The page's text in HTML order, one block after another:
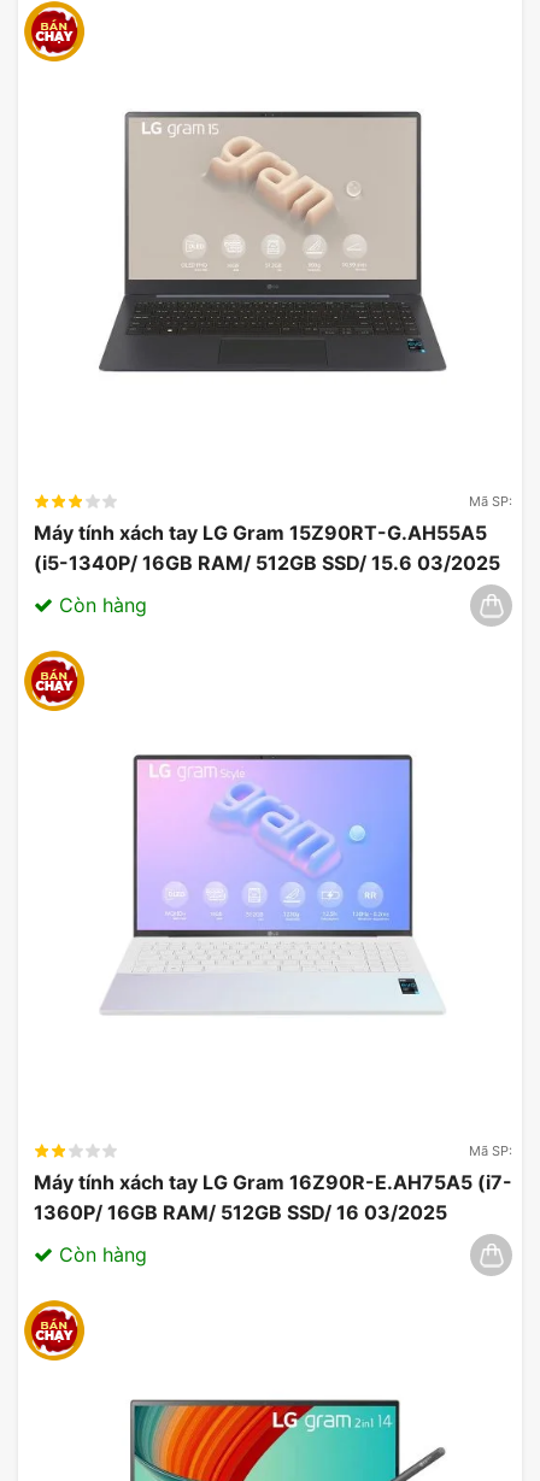
Mã SP:
Máy tính xách tay LG Gram 15Z90RT-G.AH55A5
(i5-1340P/ 16GB RAM/ 512GB SSD/ 15.6 03/2025
Còn hàng
Mã SP:
Máy tính xách tay LG Gram 16Z90R-E.AH75A5 (i7-
1360P/ 16GB RAM/ 512GB SSD/ 16 03/2025
Còn hàng